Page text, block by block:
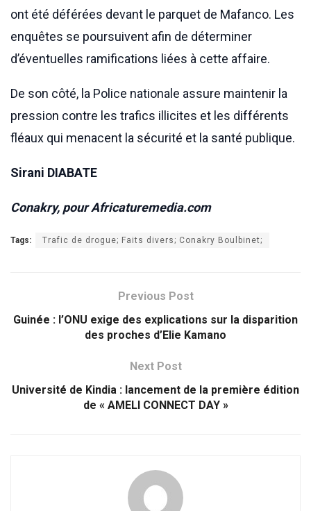
ont été déférées devant le parquet de Mafanco. Les
enquêtes se poursuivent afin de déterminer
d’éventuelles ramifications liées à cette affaire.
De son côté, la Police nationale assure maintenir la
pression contre les trafics illicites et les différents
fléaux qui menacent la sécurité et la santé publique.
Sirani DIABATE
Conakry, pour Africaturemedia.com
Tags: Trafic de drogue; Faits divers; Conakry Boulbinet;
Previous Post
Guinée : l’ONU exige des explications sur la disparition
des proches d’Elie Kamano
Next Post
Université de Kindia : lancement de la première édition
de « AMELI CONNECT DAY »